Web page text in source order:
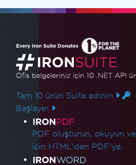
Ofis belgeleriniz için 10 .NET API
Tam 10 ürün Suite edinin
Başlayın
Ürün Bağlantıları
PDF oluşturun, okuyun
için HTML'den PDF'ye.